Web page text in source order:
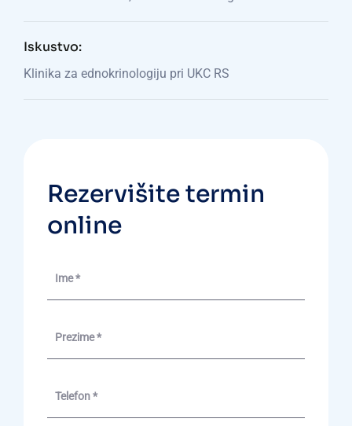
Iskustvo:
Klinika za ednokrinologiju pri UKC RS
Rezervišite termin
online